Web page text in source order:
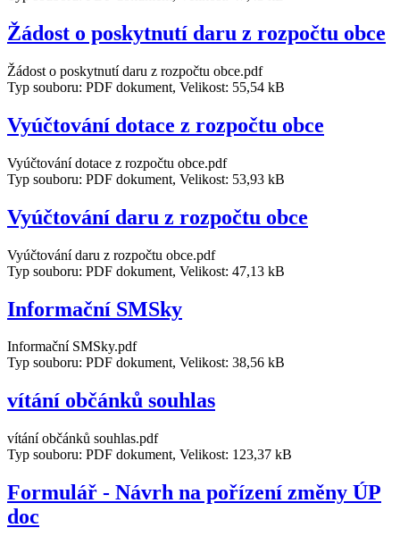
Žádost o poskytnutí daru z rozpočtu obce
Žádost o poskytnutí daru z rozpočtu obce.pdf
Typ souboru: PDF dokument, Velikost: 55,54 kB
Vyúčtování dotace z rozpočtu obce
Vyúčtování dotace z rozpočtu obce.pdf
Typ souboru: PDF dokument, Velikost: 53,93 kB
Vyúčtování daru z rozpočtu obce
Vyúčtování daru z rozpočtu obce.pdf
Typ souboru: PDF dokument, Velikost: 47,13 kB
Informační SMSky
Informační SMSky.pdf
Typ souboru: PDF dokument, Velikost: 38,56 kB
vítání občánků souhlas
vítání občánků souhlas.pdf
Typ souboru: PDF dokument, Velikost: 123,37 kB
Formulář - Návrh na pořízení změny ÚP
doc